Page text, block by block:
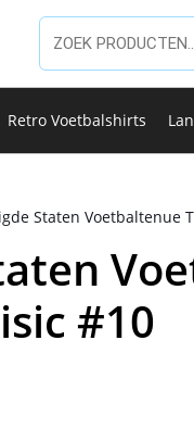
Retro Voetbalshirts
Staten Voetbaltenue
#10